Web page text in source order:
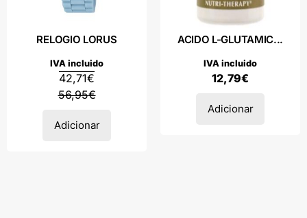
RELOGIO LORUS
56,95€
42,71€
IVA incluido
Adicionar
ACIDO L-GLUTAMIC...
12,79€
IVA incluido
Adicionar